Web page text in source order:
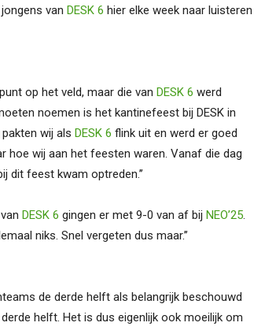
van DESK 6 hier elke week naar luisteren
op het veld, maar die van DESK 6 werd
noemen is het kantinefeest bij DESK in
wij als DESK 6 flink uit en werd er goed
hoe wij aan het feesten waren. Vanaf die dag
feest kwam optreden.’’
DESK 6 gingen er met 9-0 van af bij NEO’25.
niks. Snel vergeten dus maar.’’
de derde helft als belangrijk beschouwd
helft. Het is dus eigenlijk ook moeilijk om